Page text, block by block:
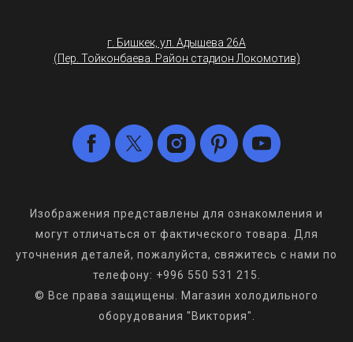
г. Бишкек, ул. Адышева 26А
(Пер. Тойконбаева. Район стадион Локомотив)
Изображения представлены для ознакомления и
могут отличаться от фактического товара. Для
уточнения деталей, пожалуйста, свяжитесь с нами по
телефону: +996 550 531 215.
© Все права защищены. Магазин холодильного
оборудования "Виктория".